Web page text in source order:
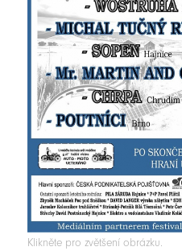
Klikněte pro zvětšení obrázku.